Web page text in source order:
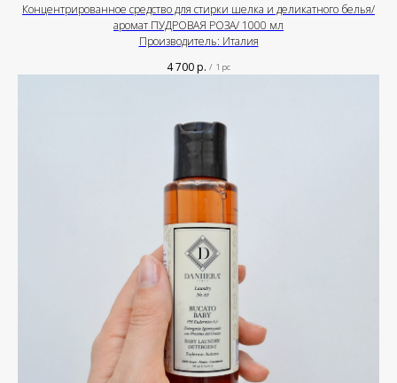
Концентрированное средство для стирки шелка и деликатного белья/
аромат ПУДРОВАЯ РОЗА/ 1000 мл
Производитель: Италия
4 700р. / 1 pc